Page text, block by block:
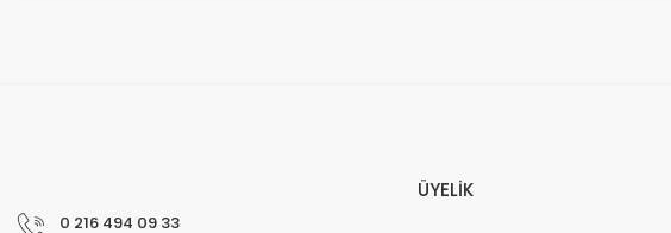
0 216 494 09 33
ÜYELİK